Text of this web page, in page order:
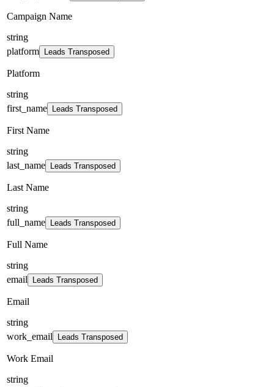
Campaign Name
string
platform
Leads Transposed
Platform
string
first_name
Leads Transposed
First Name
string
last_name
Leads Transposed
Last Name
string
full_name
Leads Transposed
Full Name
string
email
Leads Transposed
Email
string
work_email
Leads Transposed
Work Email
string